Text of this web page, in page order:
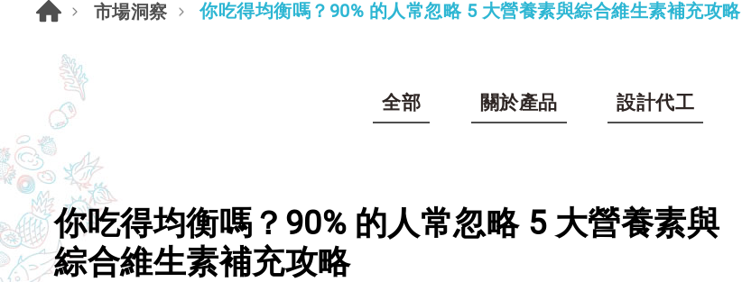
市場洞察 你吃得均衡嗎？90% 的人常忽略 5 大營養素與綜合維生素補充攻略
全部 關於產品 設計代工
你吃得均衡嗎？90% 的人常忽略 5 大營養素與
綜合維生素補充攻略